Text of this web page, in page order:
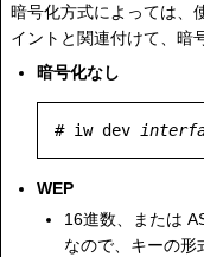
暗号化方式によっては、
イントと関連付けて、暗
暗号化なし
# iw dev
WEP
16進数、または
なので、キーの形